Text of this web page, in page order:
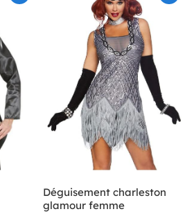
Déguisement charleston
glamour femme